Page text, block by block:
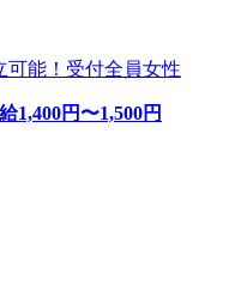
能！受付全員女性
1,400円〜1,500円